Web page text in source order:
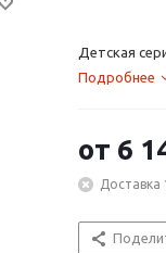
Детская
Подробнее
от 6
Доставка